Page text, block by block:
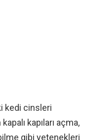
kedi cinsleri
kapıları açma,
gibi yetenekleri